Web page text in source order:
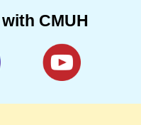
CMUH